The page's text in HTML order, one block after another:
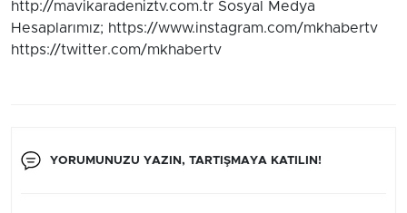
http://mavikaradeniztv.com.tr Sosyal Medya
Hesaplarımız; https://www.instagram.com/mkhabertv
https://twitter.com/mkhabertv
YORUMUNUZU YAZIN, TARTIŞMAYA KATILIN!